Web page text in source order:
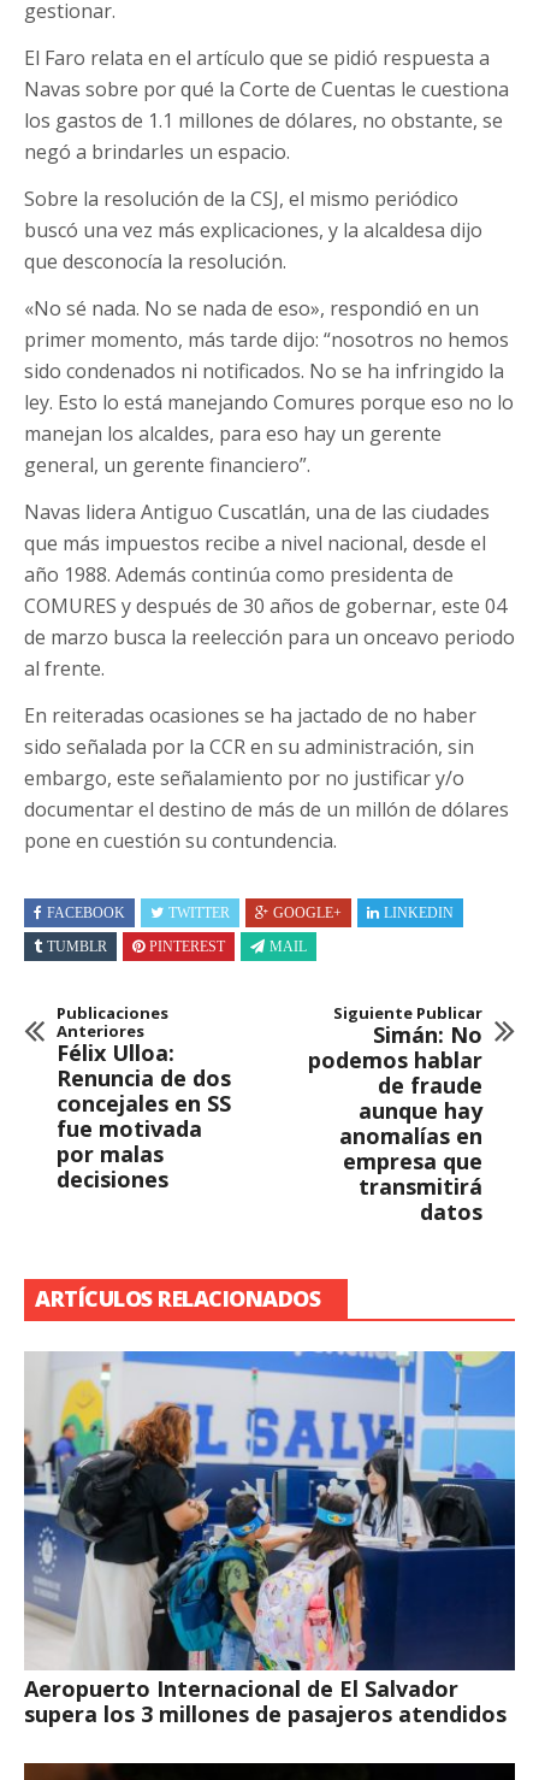
gestionar.
El Faro relata en el artículo que se pidió respuesta a
Navas sobre por qué la Corte de Cuentas le cuestiona
los gastos de 1.1 millones de dólares, no obstante, se
negó a brindarles un espacio.
Sobre la resolución de la CSJ, el mismo periódico
buscó una vez más explicaciones, y la alcaldesa dijo
que desconocía la resolución.
«No sé nada. No se nada de eso», respondió en un
primer momento, más tarde dijo: “nosotros no hemos
sido condenados ni notificados. No se ha infringido la
ley. Esto lo está manejando Comures porque eso no lo
manejan los alcaldes, para eso hay un gerente
general, un gerente financiero”.
Navas lidera Antiguo Cuscatlán, una de las ciudades
que más impuestos recibe a nivel nacional, desde el
año 1988. Además continúa como presidenta de
COMURES y después de 30 años de gobernar, este 04
de marzo busca la reelección para un onceavo periodo
al frente.
En reiteradas ocasiones se ha jactado de no haber
sido señalada por la CCR en su administración, sin
embargo, este señalamiento por no justificar y/o
documentar el destino de más de un millón de dólares
pone en cuestión su contundencia.
FACEBOOK TWITTER GOOGLE+
LINKEDIN
TUMBLR
PINTEREST MAIL
Publicaciones
Anteriores
Félix Ulloa:
Renuncia de dos
concejales en SS
fue motivada
por malas
decisiones
Siguiente Publicar
Simán: No
podemos hablar
de fraude
aunque hay
anomalías en
empresa que
transmitirá
datos
ARTÍCULOS RELACIONADOS
Aeropuerto Internacional de El Salvador
supera los 3 millones de pasajeros atendidos